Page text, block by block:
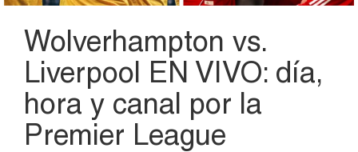
Wolverhampton vs.
Liverpool EN VIVO: día,
hora y canal por la
Premier League